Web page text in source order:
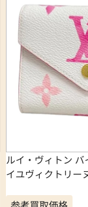
ルイ・ヴィトン
イユヴィクトリー